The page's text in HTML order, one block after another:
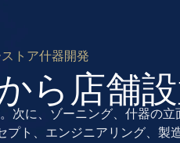
トア什器開発
ら店舗
に、ゾーニング、什器の
ト、エンジニアリング、製